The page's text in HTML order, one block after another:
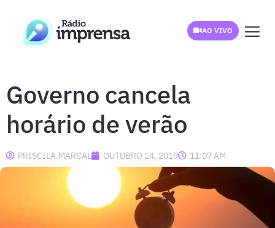
AO VIVO
Governo cancela
horário de verão
PRISCILA.MARCAL OUTUBRO 14, 2019 11:07 AM